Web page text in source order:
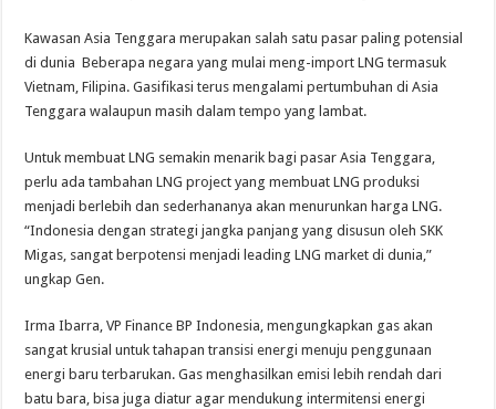
Kawasan Asia Tenggara merupakan salah satu pasar paling potensial
di dunia Beberapa negara yang mulai meng-import LNG termasuk
Vietnam, Filipina. Gasifikasi terus mengalami pertumbuhan di Asia
Tenggara walaupun masih dalam tempo yang lambat.
Untuk membuat LNG semakin menarik bagi pasar Asia Tenggara,
perlu ada tambahan LNG project yang membuat LNG produksi
menjadi berlebih dan sederhananya akan menurunkan harga LNG.
“Indonesia dengan strategi jangka panjang yang disusun oleh SKK
Migas, sangat berpotensi menjadi leading LNG market di dunia,”
ungkap Gen.
Irma Ibarra, VP Finance BP Indonesia, mengungkapkan gas akan
sangat krusial untuk tahapan transisi energi menuju penggunaan
energi baru terbarukan. Gas menghasilkan emisi lebih rendah dari
batu bara, bisa juga diatur agar mendukung intermitensi energi